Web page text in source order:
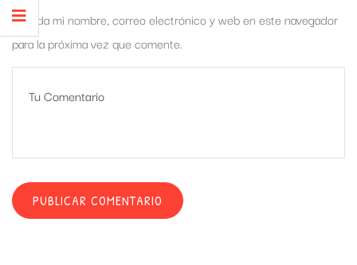
Guarda mi nombre, correo electrónico y web en este navegador
para la próxima vez que comente.